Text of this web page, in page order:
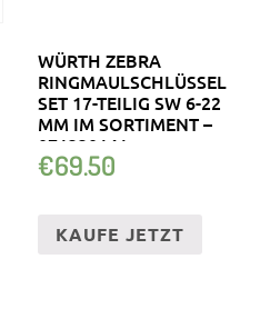
WÜRTH ZEBRA
RINGMAULSCHLÜSSEL
SET 17-TEILIG SW 6-22
MM IM SORTIMENT –
071330141
€69.50
KAUFE JETZT